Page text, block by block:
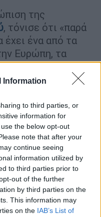
Information
to third parties, or
information for
the below opt-out
note that after your
continue seeing
information utilized by
to third parties prior to
out of the further
by third parties on the
This information may
on the IAB’s List of
της
, τόνισε ότι «παρά
ένα από τα
Ευρώπη, τα
και αυτό
τα κατάλληλα
κατάσταση είναι
από το Σεπτέμβρη
σε ένα χώρο
191 κρούσματα
εργασίας έπρεπε
τη στιγμή η
Μέσα Μαζικής